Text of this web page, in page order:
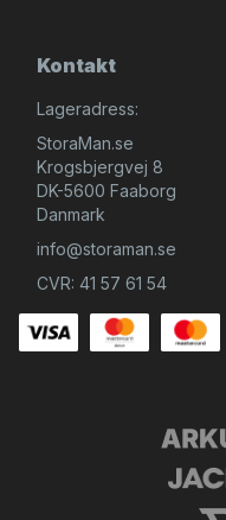
Kontakt
Lageradress:
StoraMan.se
Krogsbjergvej 8
DK-5600 Faaborg
Danmark
info@storaman.se
CVR: 41 57 61 54